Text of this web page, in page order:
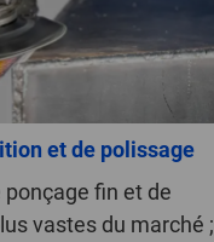
et de polissage
ponçage fin et de
vastes du marché ;